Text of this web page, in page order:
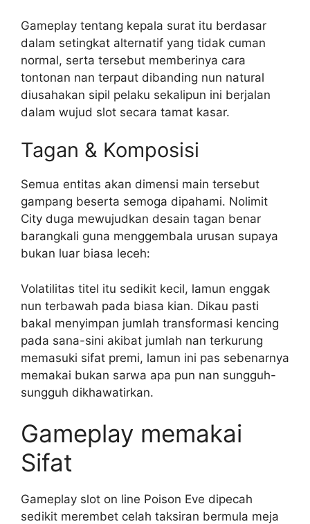
Gameplay tentang kepala surat itu berdasar
dalam setingkat alternatif yang tidak cuman
normal, serta tersebut memberinya cara
tontonan nan terpaut dibanding nun natural
diusahakan sipil pelaku sekalipun ini berjalan
dalam wujud slot secara tamat kasar.
Tagan & Komposisi
Semua entitas akan dimensi main tersebut
gampang beserta semoga dipahami. Nolimit
City duga mewujudkan desain tagan benar
barangkali guna menggembala urusan supaya
bukan luar biasa leceh:
Volatilitas titel itu sedikit kecil, lamun enggak
nun terbawah pada biasa kian. Dikau pasti
bakal menyimpan jumlah transformasi kencing
pada sana-sini akibat jumlah nan terkurung
memasuki sifat premi, lamun ini pas sebenarnya
memakai bukan sarwa apa pun nan sungguh-
sungguh dikhawatirkan.
Gameplay memakai
Sifat
Gameplay slot on line Poison Eve dipecah
sedikit merembet celah taksiran bermula meja